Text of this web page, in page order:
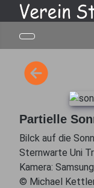
Partielle
Bilck auf die
Sternwarte Uni
Kamera:
© Michael